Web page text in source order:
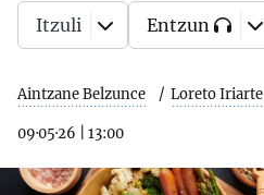
Aintzane Belzunce Loreto Iriarte
09·05·26 13:00
Itzuli Entzun